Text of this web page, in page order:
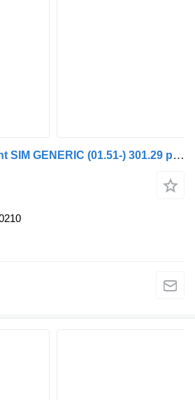
Feu de stationnement SIM GENERIC (01.51-) 301.29 pour tracteur routier GENERIC (01.51-)